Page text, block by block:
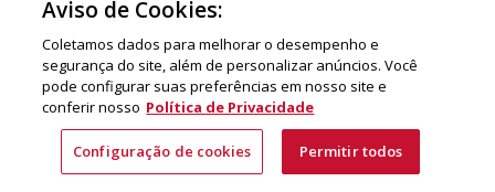
Aviso de Cookies:
Coletamos dados para melhorar o desempenho e
segurança do site, além de personalizar anúncios. Você
pode configurar suas preferências em nosso site e
conferir nosso Política de Privacidade
Configuração de cookies Permitir todos